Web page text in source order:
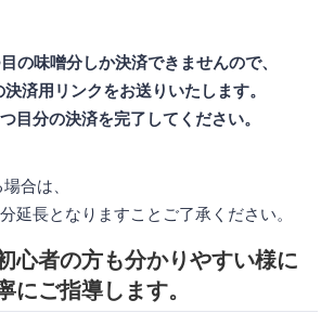
の味噌分しか決済できませんので、
済用リンクをお送りいたします。
目分の決済を完了してください。
合は、
延長となりますことご了承ください。
心者の方も分かりやすい様に
にご指導します。